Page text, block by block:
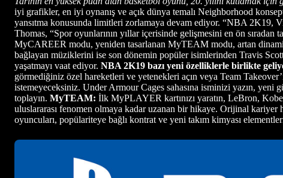
iyi grafikler, en iyi oynanış ve açık dünya temalı Neighborhood
yansıtma konusunda limitleri zorlamaya devam ediyor. “NBA 2K19,
Thomas, “Spor oyunlarının yıllar içerisinde gelişmesini en ön
MyCAREER modu, yeniden tasarlanan MyTEAM modu, artan
bağlayan müziklerini ise son dönemin popüler isimlerinden Travis
yaşatmayı vaat ediyor. NBA 2K19 bazı yeni özelliklerle birlikte
görmediğiniz özel hareketleri ve yetenekleri açın veya Team
istemeyeceksiniz. Under Armour Cages sahasına isminizi yazın,
toplayın. MyTEAM: İlk MyPLAYER kartınızı yaratın, LeBron,
uluslararası fenomen olmaya kadar uzanan bir hikaye. Orijinal
oyuncuları, popülariteye bağlı kontrat ve yeni takım kimyası